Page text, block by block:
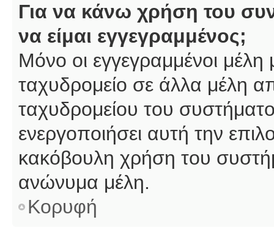
Για να κάνω χρήση του
να είμαι εγγεγραμμένος;
Μόνο οι εγγεγραμμένοι
ταχυδρομείο σε άλλα μέλη
ταχυδρομείου του
ενεργοποιήσει αυτή την
κακόβουλη χρήση του
ανώνυμα μέλη.
Κορυφή